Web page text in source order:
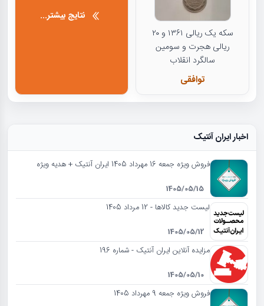
سکه یک ریالی ۱۳۶۱ و ۲۰
ریالی هجرت و سومین
سالگرد انقلاب
توافقی
نتایج بیشتر...
اخبار ایران آنتیک
فروش ویژه جمعه 16 مهرداد 1405 ایران آنتیک + هدیه ویژه
1405/05/15
لیست جدید کالاها - 12 مرداد 1405
1405/05/12
مزایده آنلاین ایران آنتیک - شماره 196
1405/05/10
فروش ویژه جمعه 9 مهرداد 1405